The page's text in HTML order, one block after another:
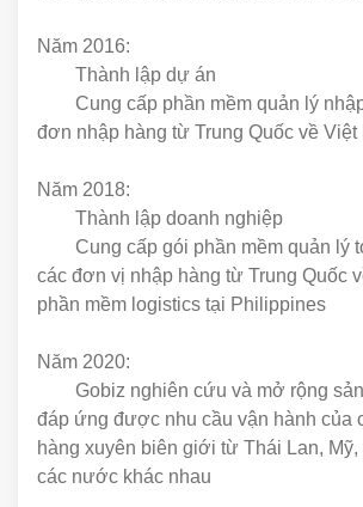
Năm 2016:
Thành lập dự án
Cung cấp phần mềm quản lý
đơn nhập hàng từ Trung Quốc về Việt
Năm 2018:
Thành lập doanh nghiệp
Cung cấp gói phần mềm quản lý
các đơn vị nhập hàng từ Trung Quốc
phần mềm logistics tại Philippines
Năm 2020:
Gobiz nghiên cứu và mở rộng sản
đáp ứng được nhu cầu vận hành của
hàng xuyên biên giới từ Thái Lan, Mỹ,
các nước khác nhau